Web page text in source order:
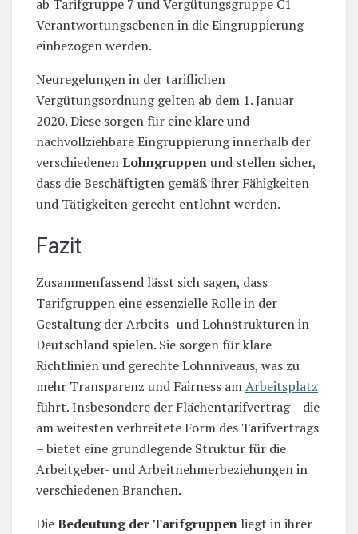
ab Tarifgruppe 7 und Vergütungsgruppe C1
Verantwortungsebenen in die Eingruppierung
einbezogen werden.
Neuregelungen in der tariflichen
Vergütungsordnung gelten ab dem 1. Januar
2020. Diese sorgen für eine klare und
nachvollziehbare Eingruppierung innerhalb der
verschiedenenLohngruppenund stellen sicher,
dass die Beschäftigten gemäß ihrer Fähigkeiten
und Tätigkeiten gerecht entlohnt werden.
Fazit
Zusammenfassend lässt sich sagen, dass
Tarifgruppen eine essenzielle Rolle in der
Gestaltung der Arbeits- und Lohnstrukturen in
Deutschland spielen. Sie sorgen für klare
Richtlinien und gerechte Lohnniveaus, was zu
mehr Transparenz und Fairness amArbeitsplatz
führt. Insbesondere der Flächentarifvertrag – die
am weitesten verbreitete Form des Tarifvertrags
– bietet eine grundlegende Struktur für die
Arbeitgeber- und Arbeitnehmerbeziehungen in
verschiedenen Branchen.
DieBedeutung der Tarifgruppen liegt in ihrer